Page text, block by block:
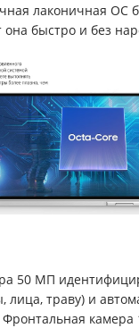
лаконичная ОС
она быстро и без
50 МП
лица, траву) и
Фронтальная